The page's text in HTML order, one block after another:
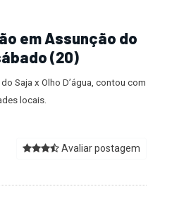
em Assunção do
(20)
Saja x Olho D’água, contou com
locais.
Avaliar postagem